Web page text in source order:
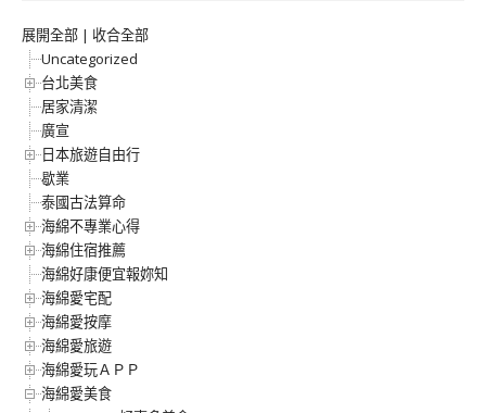
展開全部 | 收合全部
Uncategorized
台北美食
居家清潔
廣宣
日本旅遊自由行
歇業
泰國古法算命
海綿不專業心得
海綿住宿推薦
海綿好康便宜報妳知
海綿愛宅配
海綿愛按摩
海綿愛旅遊
海綿愛玩ＡＰＰ
海綿愛美食